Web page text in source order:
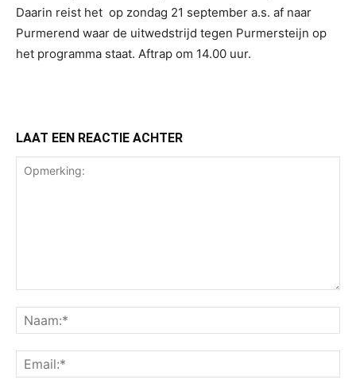
Daarin reist het op zondag 21 september a.s. af naar
Purmerend waar de uitwedstrijd tegen Purmersteijn op
het programma staat. Aftrap om 14.00 uur.
LAAT EEN REACTIE ACHTER